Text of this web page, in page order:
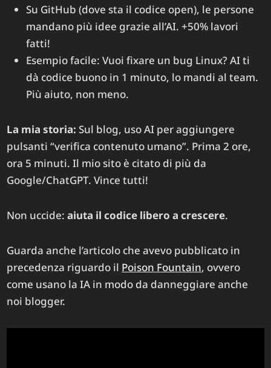
Su GitHub (dove sta il codice open), le persone
mandano più idee grazie all’AI. +50% lavori
fatti!
Esempio facile: Vuoi fixare un bug Linux? AI ti
dà codice buono in 1 minuto, lo mandi al team.
Più aiuto, non meno.
La mia storia: Sul blog, uso AI per aggiungere
pulsanti “verifica contenuto umano”. Prima 2 ore,
ora 5 minuti. Il mio sito è citato di più da
Google/ChatGPT. Vince tutti!
Non uccide:aiuta il codice libero a crescere.
Guarda anche l’articolo che avevo pubblicato in
precedenza riguardo il Poison Fountain, ovvero
come usano la IA in modo da danneggiare anche
noi blogger.